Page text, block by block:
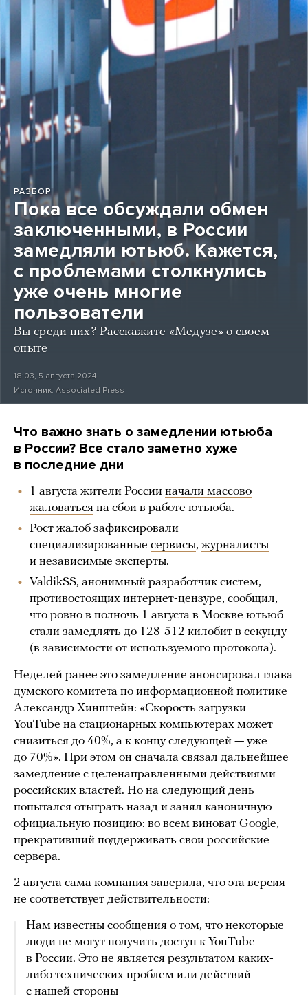
РАЗБОР
Пока все обсуждали обмен
заключенными, в России
замедляли ютьюб. Кажется,
с проблемами столкнулись
уже очень многие
пользователи
Вы среди них? Расскажите «Медузе» о своем
опыте
18:03, 5 августа 2024
Источник: Associated Press
Что важно знать о замедлении ютьюба
в России? Все стало заметно хуже
в последние дни
1 августа жители России начали массово
жаловаться на сбои в работе ютьюба.
Рост жалоб зафиксировали
специализированные сервисы, журналисты
и независимые эксперты.
ValdikSS, анонимный разработчик систем,
противостоящих интернет-цензуре, сообщил,
что ровно в полночь 1 августа в Москве ютьюб
стали замедлять до 128-512 килобит в секунду
(в зависимости от используемого протокола).
Неделей ранее это замедление анонсировал глава
думского комитета по информационной политике
Александр Хинштейн: «Скорость загрузки
YouTube на стационарных компьютерах может
снизиться до 40%, а к концу следующей — уже
до 70%». При этом он сначала связал дальнейшее
замедление с целенаправленными действиями
российских властей. Но на следующий день
попытался отыграть назад и занял каноничную
официальную позицию: во всем виноват Google,
прекративший поддерживать свои российские
сервера.
2 августа сама компания заверила, что эта версия
не соответствует действительности:
Нам известны сообщения о том, что некоторые
люди не могут получить доступ к YouTube
в России. Это не является результатом каких-
либо технических проблем или действий
с нашей стороны